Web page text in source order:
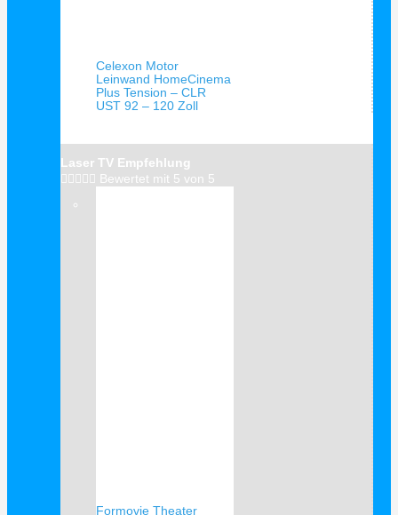
Celexon Motor
Leinwand HomeCinema
Plus Tension – CLR
UST 92 – 120 Zoll
Laser TV Empfehlung
     Bewertet mit 5 von 5
Formovie Theater